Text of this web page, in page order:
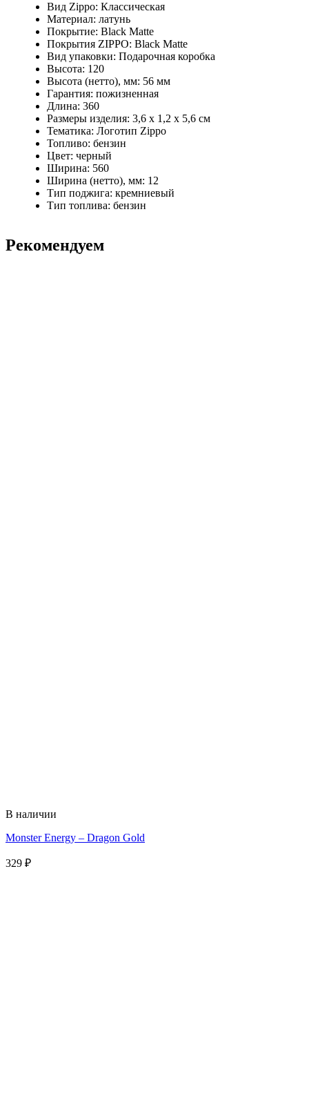
Вид Zippo: Классическая
Материал: латунь
Покрытие: Black Matte
Покрытия ZIPPO: Black Matte
Вид упаковки: Подарочная коробка
Высота: 120
Высота (нетто), мм: 56 мм
Гарантия: пожизненная
Длина: 360
Размеры изделия: 3,6 х 1,2 x 5,6 cм
Тематика: Логотип Zippo
Топливо: бензин
Цвет: черный
Ширина: 560
Ширина (нетто), мм: 12
Тип поджига: кремниевый
Тип топлива: бензин
Рекомендуем
В наличии
Monster Energy – Dragon Gold
329 ₽